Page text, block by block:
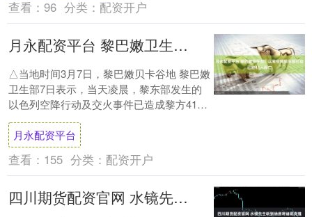
查看： 96 分类： 配资开户
月永配资平台 黎巴嫩卫生部：以军空降黎东部行动已致41人死亡
△当地时间3月7日，黎巴嫩贝卡谷地 黎巴嫩
卫生部7日表示，当天凌晨，黎东部发生的
以色列空降行动及交火事件已造成黎方41人
死亡、40人受伤。 据悉，当天凌晨，4架....
月永配资平台
查看： 155 分类： 配资开户
四川期货配资官网 水镜先生听到徐庶将诸葛亮推荐给刘备后，为何大喊诸葛亮不得其时